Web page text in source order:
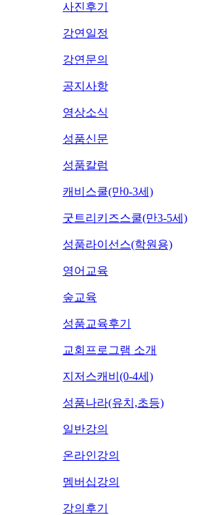
사진후기
강연일정
강연문의
공지사항
영상소식
성품신문
성품칼럼
캐비스쿨(만0-3세)
굿트리키즈스쿨(만3-5세)
성품라이선스(학원용)
영어교육
숲교육
성품교육후기
교회프로그램 소개
지저스캐비(0-4세)
성품나라(유치,초등)
일반강의
온라인강의
멤버십강의
강의후기